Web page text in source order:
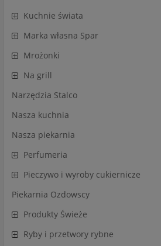
Kuchnie świata
Marka własna Spar
Mrożonki
Na grill
Narzędzia Stalco
Nasza kuchnia
Nasza piekarnia
Perfumeria
Pieczywo i wyroby cukiernicze
Piekarnia Ozdowscy
Produkty Świeże
Ryby i przetwory rybne